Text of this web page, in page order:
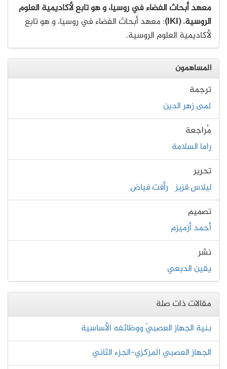
معهد أبحاث الفضاء في روسيا، و هو تابع لأكاديمية العلوم
الروسية. (IKI)
: معهد أبحاث الفضاء في روسيا، و هو تابع
لأكاديمية العلوم الروسية.
المساهمون
ترجمة
لمى زهر الدين
مُراجعة
راما السلامة
تحرير
ليلاس قزيز رأفت فياض
تصميم
أحمد أزميزم
نشر
يقين الدبعي
مقالات ذات صلة
بنية الجهاز العصبيّ ووظائفه الأساسية
الجهاز العصبي المركزي-الجزء الثاني